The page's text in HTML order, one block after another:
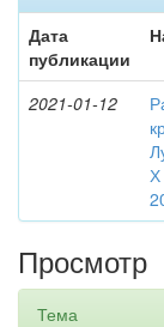
Дата
публикации
2021-01-12
Х
Просмотр
Тема